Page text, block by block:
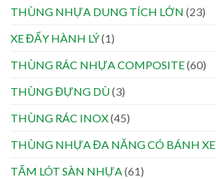
THÙNG NHỰA DUNG TÍCH LỚN (23)
XE ĐẨY HÀNH LÝ(1)
THÙNG RÁC NHỰA COMPOSITE(60)
THÙNG ĐỰNG DÙ(3)
THÙNG RÁC INOX(45)
THÙNG NHỰA ĐA NĂNG CÓ BÁNH XE
TẤM LÓT SÀN NHỰA (61)